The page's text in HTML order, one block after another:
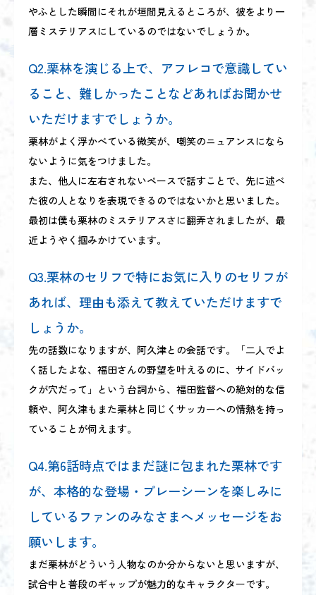
やふとした瞬間にそれが垣間見えるところが、彼をより一
層ミステリアスにしているのではないでしょうか。
Q2.栗林を演じる上で、アフレコで意識してい
ること、難しかったことなどあればお聞かせ
いただけますでしょうか。
栗林がよく浮かべている微笑が、嘲笑のニュアンスになら
ないように気をつけました。
また、他人に左右されないペースで話すことで、先に述べ
た彼の人となりを表現できるのではないかと思いました。
最初は僕も栗林のミステリアスさに翻弄されましたが、最
近ようやく掴みかけています。
Q3.栗林のセリフで特にお気に入りのセリフが
あれば、理由も添えて教えていただけますで
しょうか。
先の話数になりますが、阿久津との会話です。「二人でよ
く話したよな、福田さんの野望を叶えるのに、サイドバッ
クが穴だって」という台詞から、福田監督への絶対的な信
頼や、阿久津もまた栗林と同じくサッカーへの情熱を持っ
ていることが伺えます。
Q4.第6話時点ではまだ謎に包まれた栗林です
が、本格的な登場・プレーシーンを楽しみに
しているファンのみなさまへメッセージをお
願いします。
まだ栗林がどういう人物なのか分からないと思いますが、
試合中と普段のギャップが魅力的なキャラクターです。